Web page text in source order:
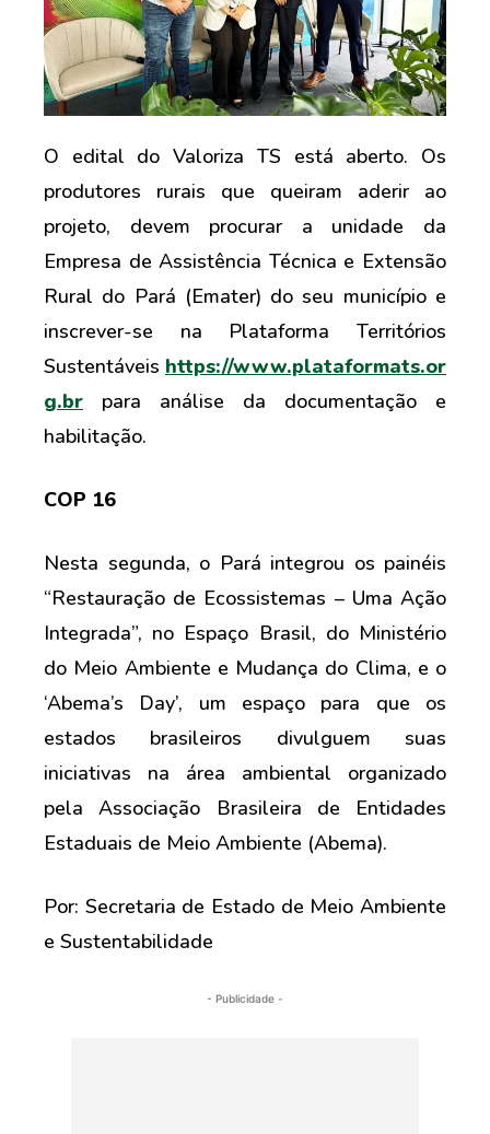
O edital do Valoriza TS está aberto. Os
produtores rurais que queiram aderir ao
projeto, devem procurar a unidade da
Empresa de Assistência Técnica e Extensão
Rural do Pará (Emater) do seu município e
inscrever-se na Plataforma Territórios
Sustentáveis https://www.plataformats.or
g.br para análise da documentação e
habilitação.
COP 16
Nesta segunda, o Pará integrou os painéis
“Restauração de Ecossistemas – Uma Ação
Integrada”, no Espaço Brasil, do Ministério
do Meio Ambiente e Mudança do Clima, e o
‘Abema’s Day’, um espaço para que os
estados brasileiros divulguem suas
iniciativas na área ambiental organizado
pela Associação Brasileira de Entidades
Estaduais de Meio Ambiente (Abema).
Por: Secretaria de Estado de Meio Ambiente
e Sustentabilidade
- Publicidade -